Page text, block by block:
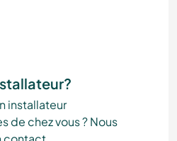
installateur
de chez vous ? Nous